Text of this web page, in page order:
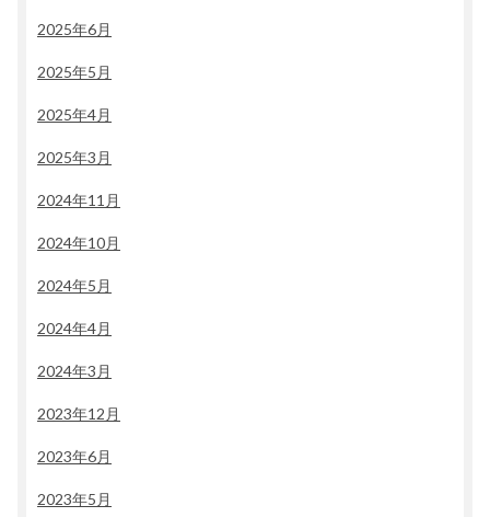
2025年6月
2025年5月
2025年4月
2025年3月
2024年11月
2024年10月
2024年5月
2024年4月
2024年3月
2023年12月
2023年6月
2023年5月